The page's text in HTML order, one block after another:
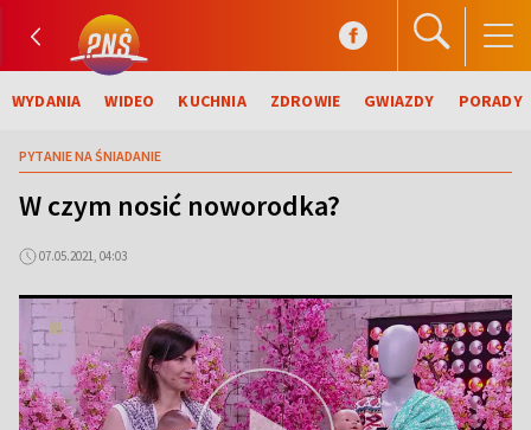
WYDANIA WIDEO KUCHNIA ZDROWIE GWIAZDY PORADY
PYTANIE NA ŚNIADANIE
W czym nosić noworodka?
07.05.2021, 04:03